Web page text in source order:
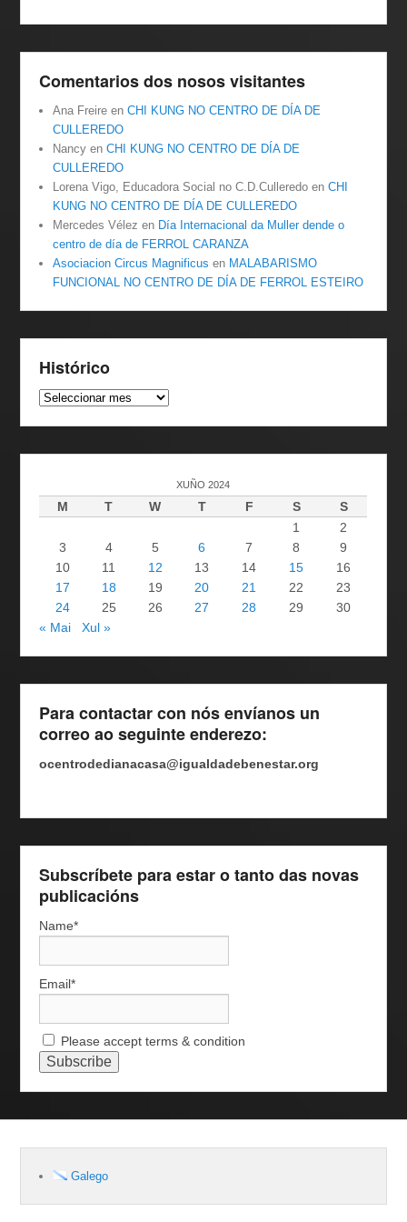
Comentarios dos nosos visitantes
Ana Freire enCHI KUNG NO CENTRO DE DÍA DE
CULLEREDO
Nancy enCHI KUNG NO CENTRO DE DÍA DE
CULLEREDO
Lorena Vigo, Educadora Social no C.D.Culleredo enCHI
KUNG NO CENTRO DE DÍA DE CULLEREDO
Mercedes Vélez en Día Internacional da Muller dende o
centro de día de FERROL CARANZA
Asociacion Circus Magnificus en MALABARISMO
FUNCIONAL NO CENTRO DE DÍA DE FERROL ESTEIRO
Histórico
Histórico
XUÑO 2024
M T W T F S
S
1
2
3
4 5 6 7 8
9
10
11 12 13 14 15
16
17
18 19 20 21 22
23
24
25 26 27 28 29
30
« Mai
Xul »
Para contactar con nós envíanos un
correo ao seguinte enderezo:
ocentrodedianacasa@igualdadebenestar.org
Subscríbete para estar o tanto das novas
publicacións
Name*
Email*
Please accept terms & condition
Galego